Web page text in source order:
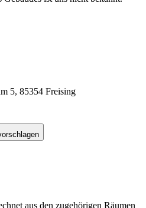
5, 85354 Freising
aus den zugehörigen Räumen